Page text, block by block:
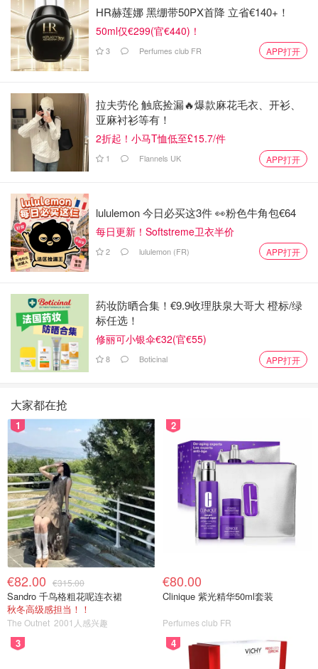
HR赫莲娜 黑绷带50PX首降 立省€140+！
50ml仅€299(官€440)！
3 Perfumes club FR APP打开
拉夫劳伦 触底捡漏🔥爆款麻花毛衣、开衫、
亚麻衬衫等有！
2折起！小马T恤低至£15.7/件
1 Flannels UK APP打开
lululemon 今日必买这3件 👀粉色牛角包€64
每日更新！Softstreme卫衣半价
2 lululemon (FR) APP打开
药妆防晒合集！€9.9收理肤泉大哥大 橙标/绿
标任选！
修丽可小银伞€32(官€55)
8 Boticinal APP打开
大家都在抢
1
€82.00 €315.00
Sandro 千鸟格粗花呢连衣裙
秋冬高级感担当！！
The Outnet 2001人感兴趣
2
€80.00
Clinique 紫光精华50ml套装
Perfumes club FR
3 4